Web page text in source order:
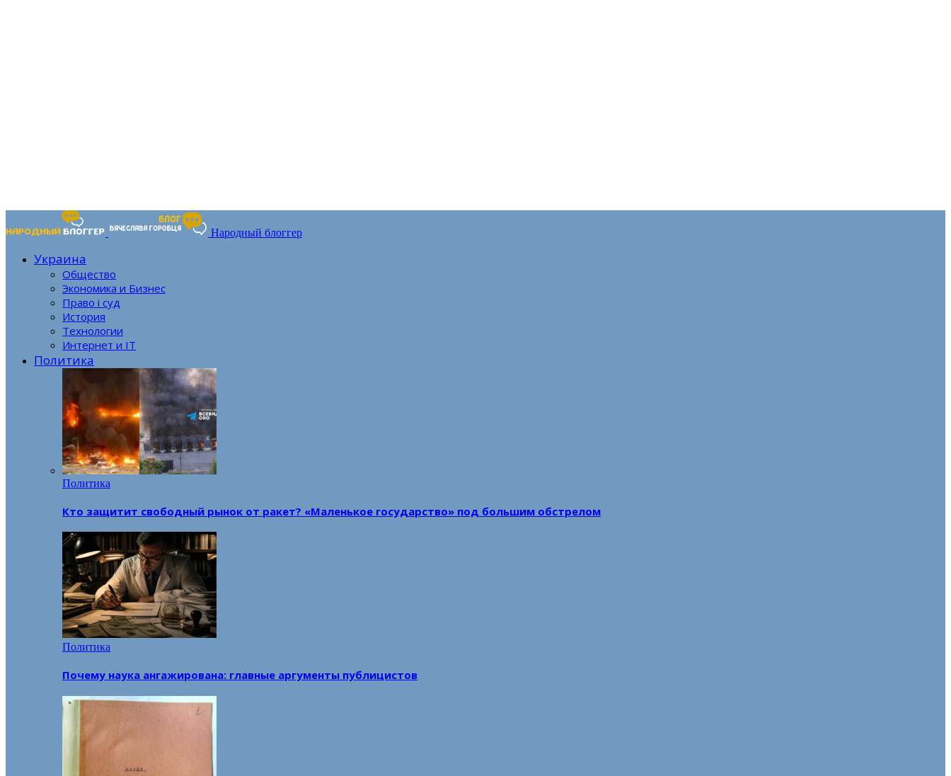
Народный блоггер
Украина
Общество
Экономика и Бизнес
Право і суд
История
Технологии
Интернет и IT
Политика
Политика
Кто защитит свободный рынок от ракет? «Маленькое государство» под большим обстрелом
Политика
Почему наука ангажирована: главные аргументы публицистов